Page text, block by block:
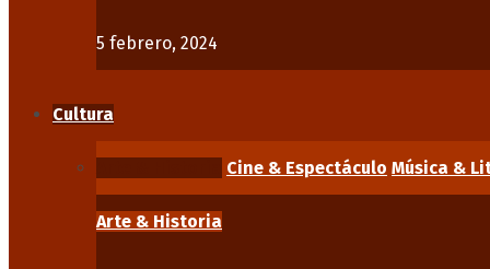
5 febrero, 2024
Cultura
Cine & Espectáculo Música &
Arte & Historia